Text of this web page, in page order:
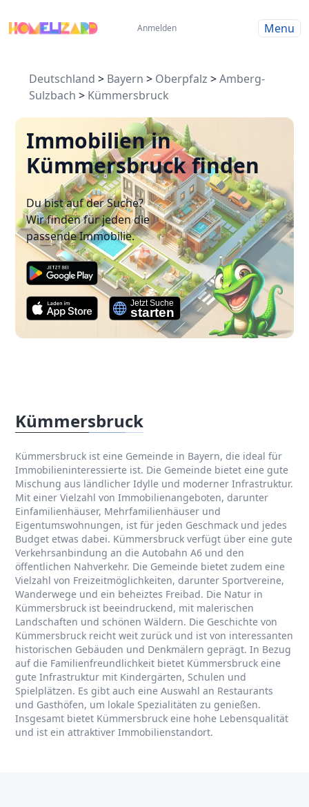
Anmelden Menu
Deutschland > Bayern > Oberpfalz >Amberg-
Sulzbach > Kümmersbruck
Immobilien in
Kümmersbruck finden
Du bist auf der Suche?
Wir finden für jeden die
passende Immobilie.
Kümmersbruck
Kümmersbruck ist eine Gemeinde in Bayern, die ideal für
Immobilieninteressierte ist. Die Gemeinde bietet eine gute
Mischung aus ländlicher Idylle und moderner Infrastruktur.
Mit einer Vielzahl von Immobilienangeboten, darunter
Einfamilienhäuser, Mehrfamilienhäuser und
Eigentumswohnungen, ist für jeden Geschmack und jedes
Budget etwas dabei. Kümmersbruck verfügt über eine gute
Verkehrsanbindung an die Autobahn A6 und den
öffentlichen Nahverkehr. Die Gemeinde bietet zudem eine
Vielzahl von Freizeitmöglichkeiten, darunter Sportvereine,
Wanderwege und ein beheiztes Freibad. Die Natur in
Kümmersbruck ist beeindruckend, mit malerischen
Landschaften und schönen Wäldern. Die Geschichte von
Kümmersbruck reicht weit zurück und ist von interessanten
historischen Gebäuden und Denkmälern geprägt. In Bezug
auf die Familienfreundlichkeit bietet Kümmersbruck eine
gute Infrastruktur mit Kindergärten, Schulen und
Spielplätzen. Es gibt auch eine Auswahl an Restaurants
und Gasthöfen, um lokale Spezialitäten zu genießen.
Insgesamt bietet Kümmersbruck eine hohe Lebensqualität
und ist ein attraktiver Immobilienstandort.